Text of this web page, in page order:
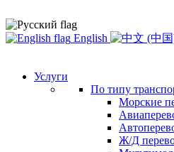
English
Услуги
По типу
Морские
Ж/Д